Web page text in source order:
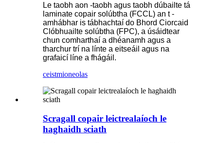
Le taobh aon -taobh agus taobh dúbailte tá
laminate copair solúbtha (FCCL) an t -
amhábhar is tábhachtaí do Bhord Ciorcaid
Clóbhuailte solúbtha (FPC), a úsáidtear
chun comharthaí a dhéanamh agus a
tharchur trí na línte a eitseáil agus na
grafaicí líne a fhágáil.
ceistmioneolas
Scragall copair leictrealaíoch le
haghaidh sciath